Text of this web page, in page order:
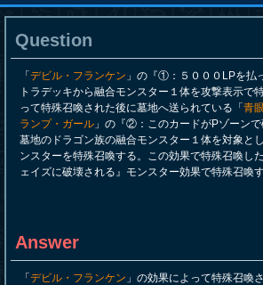
Question
「 デビル・フランケン 」の『①：５０００LPを払
トラデッキから融合モンスター１体を攻撃表示で
って特殊召喚された後に墓地へ送られている「 青
ランプ・ガール 」の『②：このカードがPゾーン
墓地のドラゴン族の融合モンスター１体を対象と
ンスターを特殊召喚する。この効果で特殊召喚し
ェイズに破壊される』モンスター効果で特殊召喚
Answer
「 デビル・フランケン 」の効果によって特殊召喚